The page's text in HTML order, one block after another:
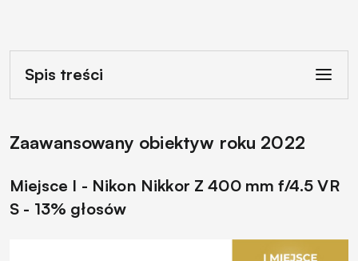
Spis treści
Zaawansowany obiektyw roku 2022
Miejsce I - Nikon Nikkor Z 400 mm f/4.5 VR
S - 13% głosów